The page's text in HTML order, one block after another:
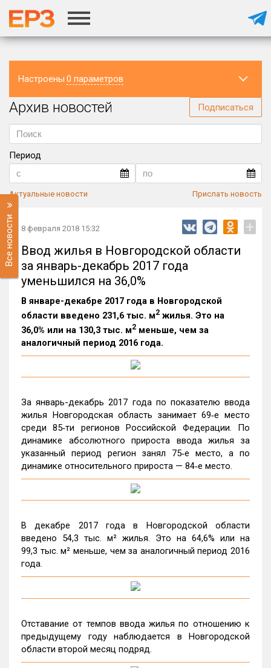
Настроены 0 параметров
Регион
Архив новостей Подписаться
Период
Актуальные новости Прислать новость
Все новости 8 февраля 2018 15:32 +
Ввод жилья в Новгородской области
за январь-декабрь 2017 года
уменьшился на 36,0%
В январе-декабре 2017 года в Новгородской
области введено 231,6 тыс. м2 жилья. Это на
36,0% или на 130,3 тыс. м2 меньше, чем за
аналогичный период 2016 года.
За январь-декабрь 2017 года по показателю ввода
жилья Новгородская область занимает 69‑е место
среди 85‑ти регионов Российской Федерации. По
динамике абсолютного прироста ввода жилья за
указанный период регион занял 75‑е место, а по
динамике относительного прироста — 84‑е место.
В декабре 2017 года в Новгородской области
введено 54,3 тыс. м² жилья. Это на 64,6% или на
99,3 тыс. м² меньше, чем за аналогичный период 2016
года.
Отставание от темпов ввода жилья по отношению к
предыдущему году наблюдается в Новгородской
области второй месяц подряд.